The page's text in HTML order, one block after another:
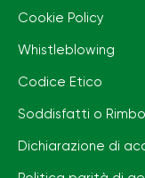
Cookie Policy
Whistleblowing
Codice Etico
Soddisfatti o
Dichiarazione di